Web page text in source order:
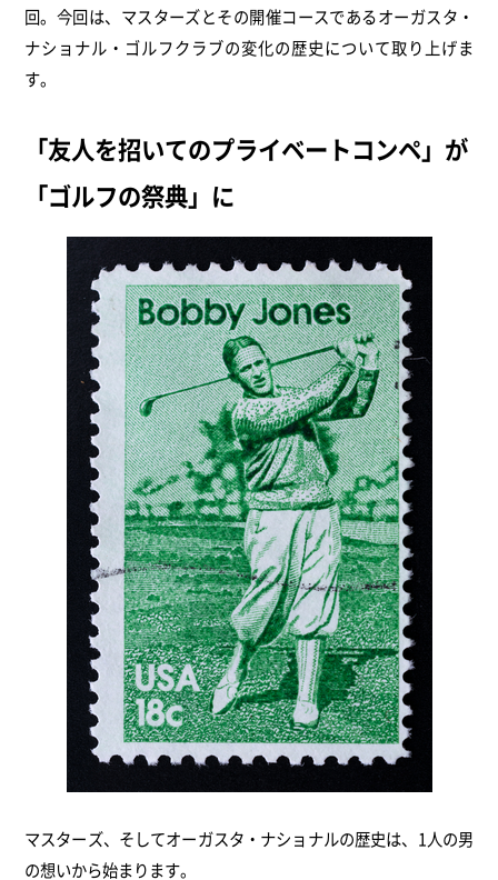
回。今回は、マスターズとその開催コースであるオーガスタ・
ナショナル・ゴルフクラブの変化の歴史について取り上げま
す。
「友人を招いてのプライベートコンペ」が
「ゴルフの祭典」に
マスターズ、そしてオーガスタ・ナショナルの歴史は、1人の男
の想いから始まります。